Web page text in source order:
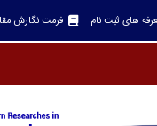
های ثبت نام فرمت نگارش